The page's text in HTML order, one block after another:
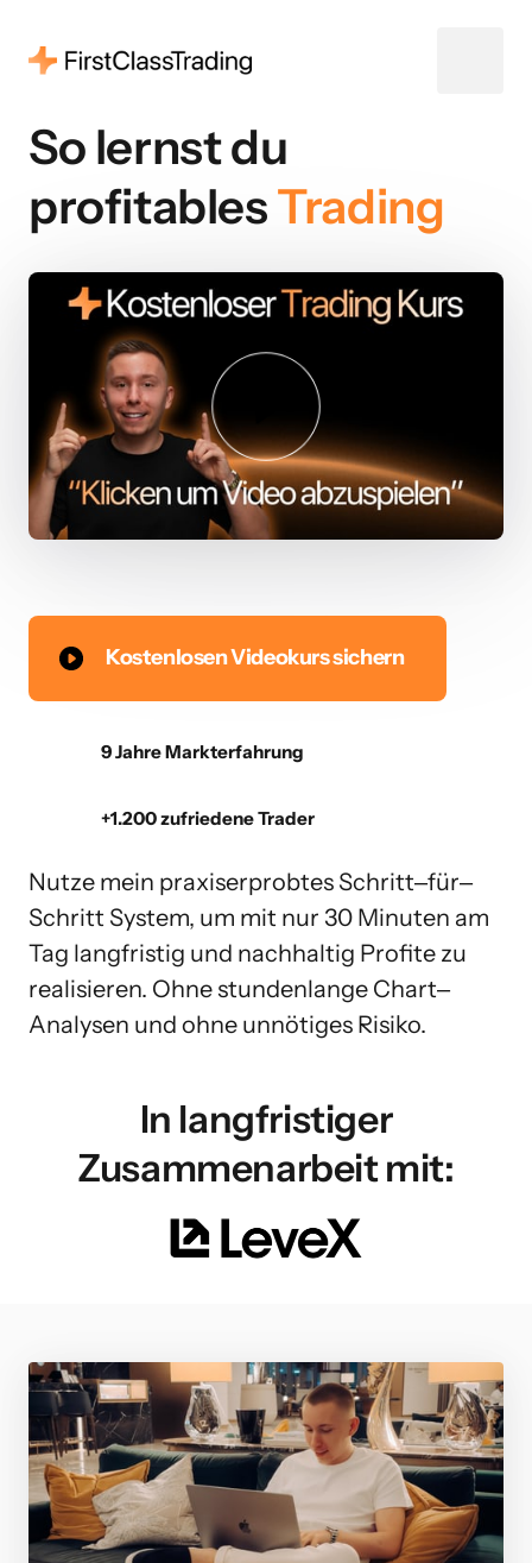
So lernst du
profitables Trading
Kostenlosen Videokurs sichern
9 Jahre Markterfahrung
+1.200 zufriedene Trader
Nutze mein praxiserprobtes Schritt‒für‒
Schritt System, um mit nur 30 Minuten am
Tag langfristig und nachhaltig Profite zu
realisieren. Ohne stundenlange Chart‒
Analysen und ohne unnötiges Risiko.
In langfristiger
Zusammenarbeit mit: